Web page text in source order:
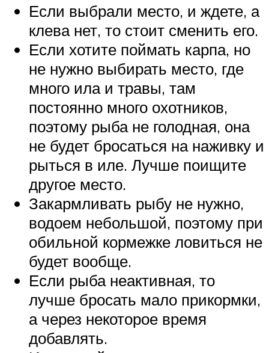
Если выбрали место, и ждете, а
клева нет, то стоит сменить его.
Если хотите поймать карпа, но
не нужно выбирать место, где
много ила и травы, там
постоянно много охотников,
поэтому рыба не голодная, она
не будет бросаться на наживку и
рыться в иле. Лучше поищите
другое место.
Закармливать рыбу не нужно,
водоем небольшой, поэтому при
обильной кормежке ловиться не
будет вообще.
Если рыба неактивная, то
лучше бросать мало прикормки,
а через некоторое время
добавлять.